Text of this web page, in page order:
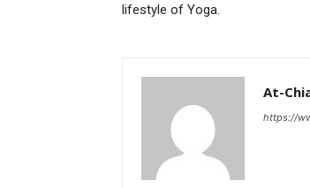
lifestyle of Yoga.
At-
https://